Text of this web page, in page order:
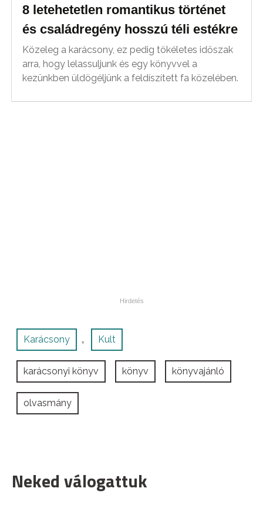
8 letehetetlen romantikus történet
és családregény hosszú téli estékre
Közeleg a karácsony, ez pedig tökéletes időszak
arra, hogy lelassuljunk és egy könyvvel a
kezünkben üldögéljünk a feldíszített fa közelében.
Karácsony , Kult
karácsonyi könyv könyv könyvajánló
olvasmány
Neked válogattuk